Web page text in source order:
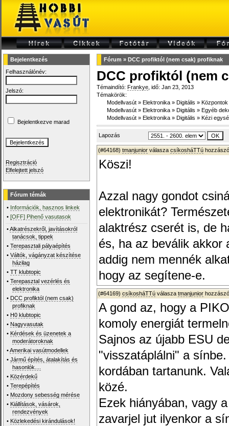
Bejelentkezés
Felhasználónév:
Jelszó:
Bejelentkezve marad
Regisztráció
Elfelejtett jelszó
Fórum témák
• Információk, hasznos linkek
•[OFF] Pihenő vasutasok
•Alkatrészekről, javításokról
tanácsok, tippek
•Terepasztali pályaépítés
•Váltók, vágányzat készítése
házilag
•TT klubtopic
•Terepasztal vezérlés és
elektronika
• DCC profiktól (nem csak)
profiknak
• H0 klubtopic
• Nagyvasutak
• Kérdések és üzenetek a
moderátoroknak
•Amerikai vasútmodellek
•Jármű építés, átalakítás és
hasonlók....
• Közérdekű
•Terepépítés
• Mozdony sebesség mérése
• Kiállítások, vásárok,
rendezvények
• Közlekedési kirándulások!
Fórum » DCC profiktól (nem csak) profiknak
DCC profiktól (nem
Témaindító: Frankye , idő: Jan 23, 2013
Témakörök:
Modellvasút » Elektronika » Digitális » Központok
Modellvasút » Elektronika » Digitális » Egyéb
Modellvasút » Elektronika » Digitális » Kézi
Lapozás
(#64168) tmanjunior válasza csíkosháTTú
Köszi!
Azzal nagy gondot
elektronikát?
alaktrész cserét is, de
és, ha az beválik akkor
addig nem mennék
hogy az segítene-e.
(#64169) csíkosháTTú válasza tmanjunior
A gond az, hogy a
komoly energiát
Sajnos az újabb ESU
"visszatáplálni" a
kordában tartanunk.
közé.
Ezek hiányában, vagy
zavarjel jut ilyenkor a